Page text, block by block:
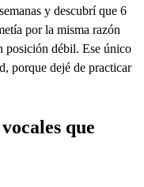
y descubrí que 6
por la misma razón
posición débil. Ese único
porque dejé de practicar
que